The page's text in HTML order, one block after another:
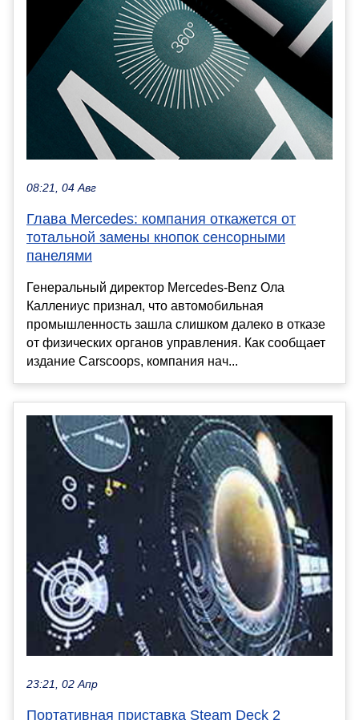
08:21, 04 Авг
Глава Mercedes: компания откажется от
тотальной замены кнопок сенсорными
панелями
Генеральный директор Mercedes-Benz Ола
Каллениус признал, что автомобильная
промышленность зашла слишком далеко в отказе
от физических органов управления. Как сообщает
издание Carscoops, компания нач...
23:21, 02 Апр
Портативная приставка Steam Deck 2